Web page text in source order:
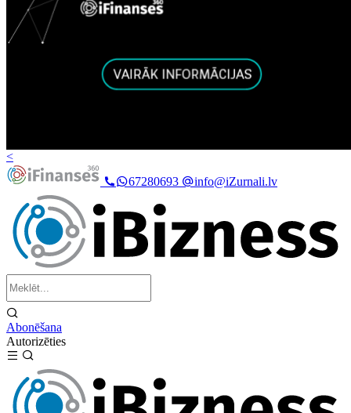
<
67280693
info@iZurnali.lv
Abonēšana
Autorizēties